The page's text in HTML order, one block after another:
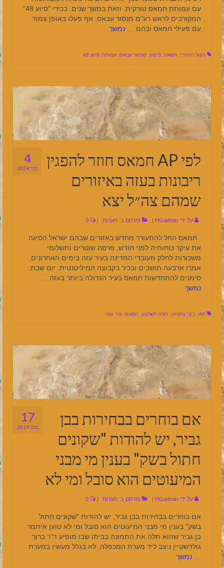
עם עמותת חמאס טורקית, וזאת במשך שנים. בכירי "סיוע 48"
המקורבים לראש רע"מ מנסור עבאס, אף פעלו באופן צמוד
עם פעילי חמאס ובהם … נמשך
הקול היהודי, חמאס, מימון, מנסור עבאס, עמותת סיוע 48
4
פבר 2024
לפי AP חמאס חוזר להפגין
ריבונות בעזה באיזורים
שמהם צה״ל יצא
על ידי HGadmin
| פורסם ב: הערות |
חמאס החל להתעורר מחדש באזורים שבהם ישראל הסיגה
את עיקר כוחותיה לפני חודש, פרסה שוטרים ותשלומי
משכורות לחלק מעובדי המדינה בעיר עזה בימים האחרונים,
אמרו ארבעה תושבים ובכיר בקבוצה המיליטנטית. יום שבת:
סימנים להתחדשות חמאס בעיר הגדולה ביותר בעזה …
נמשך
AP ביבי נתניהו חזרה לשלטון חמאס עיר עזה
17
ספט 2019
אם בוחרים בבחירות בבן
גביר, יש להודות "שקונים
חתול בשק" בענין מי מבני
המיעוטים הוא סובל ומי לא
על ידי HGadmin
| פורסם ב: הערות |
אם בוחרים בבחירות בבן גביר, יש להודות "שקונים חתול
בשק" בענין מי מבני המיעוטים הוא סובל ומי לא טוען איתמר
בן גביר שהוא תלה את התמונה בביתו שבו מופיע ד"ר ברוך
גולדשטיין ניצב ליד מערת המכפלה, לא בגלל מעשיו במערת
נמשך